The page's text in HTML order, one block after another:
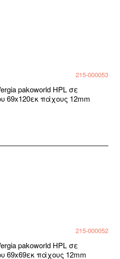
215-000053
pakoworld HPL σε
πάχους 12mm
215-000052
pakoworld HPL σε
πάχους 12mm